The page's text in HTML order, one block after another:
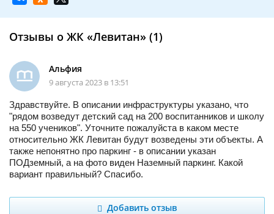
Отзывы о ЖК «Левитан» (1)
Альфия
9 августа 2023 в 13:51
Здравствуйте. В описании инфраструктуры указано, что
"рядом возведут детский сад на 200 воспитанников и школу
на 550 учеников". Уточните пожалуйста в каком месте
относительно ЖК Левитан будут возведены эти объекты. А
также непонятно про паркинг - в описании указан
ПОДземный, а на фото виден Наземный паркинг. Какой
вариант правильный? Спасибо.
Добавить отзыв